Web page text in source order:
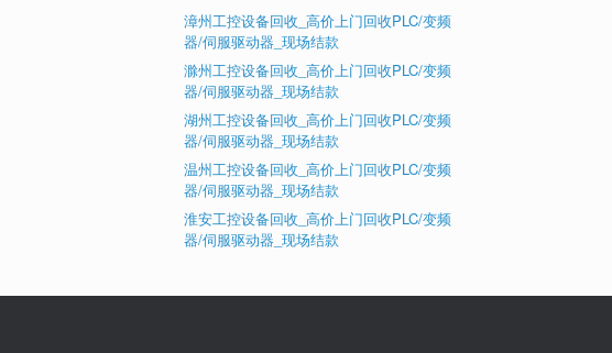
漳州工控设备回收_高价上门回收PLC/变频
器/伺服驱动器_现场结款
滁州工控设备回收_高价上门回收PLC/变频
器/伺服驱动器_现场结款
湖州工控设备回收_高价上门回收PLC/变频
器/伺服驱动器_现场结款
温州工控设备回收_高价上门回收PLC/变频
器/伺服驱动器_现场结款
淮安工控设备回收_高价上门回收PLC/变频
器/伺服驱动器_现场结款